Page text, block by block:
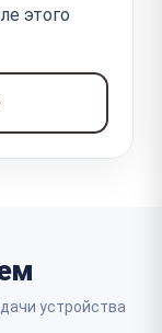
этого
устройства